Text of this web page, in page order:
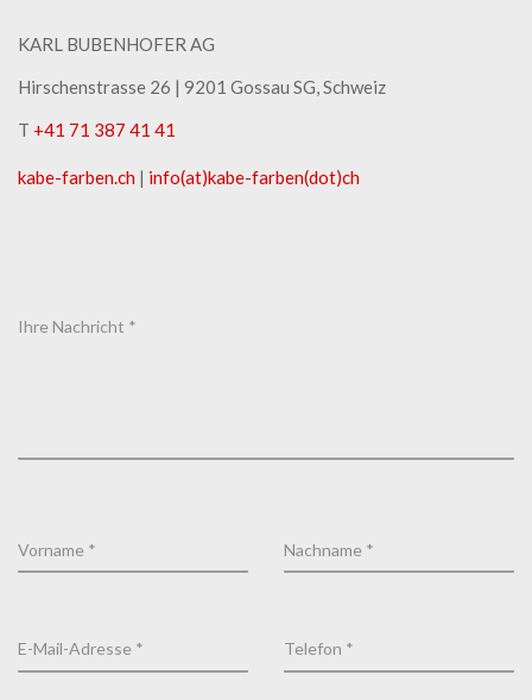
KARL BUBENHOFER AG
Hirschenstrasse 26 | ​9201 Gossau SG, Schweiz
T +41 71 387 41 41
kabe-​farben.ch | info(at)kabe-​farben(dot)ch